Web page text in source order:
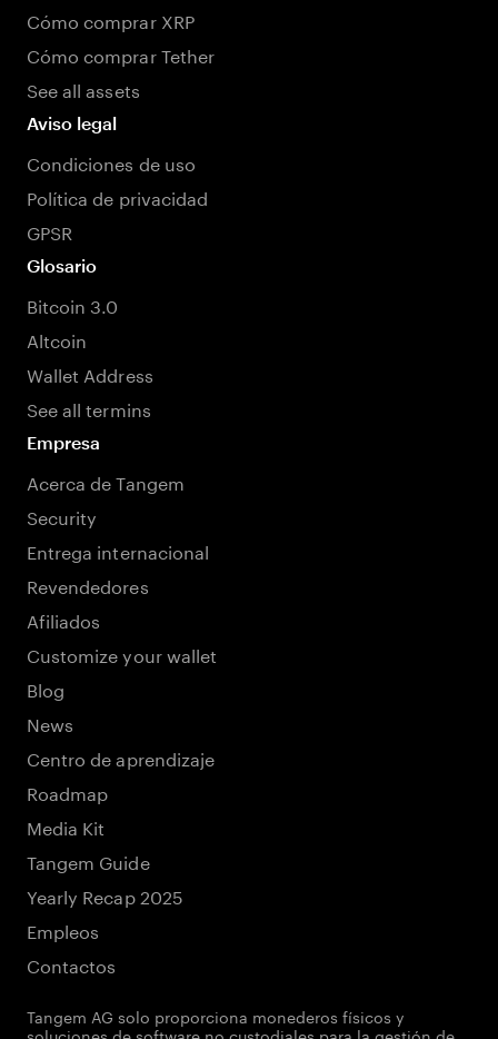
Cómo comprar XRP
Cómo comprar Tether
See all assets
Aviso legal
Condiciones de uso
Política de privacidad
GPSR
Glosario
Bitcoin 3.0
Altcoin
Wallet Address
See all termins
Empresa
Acerca de Tangem
Security
Entrega internacional
Revendedores
Afiliados
Customize your wallet
Blog
News
Centro de aprendizaje
Roadmap
Media Kit
Tangem Guide
Yearly Recap 2025
Empleos
Contactos
Tangem AG solo proporciona monederos físicos y